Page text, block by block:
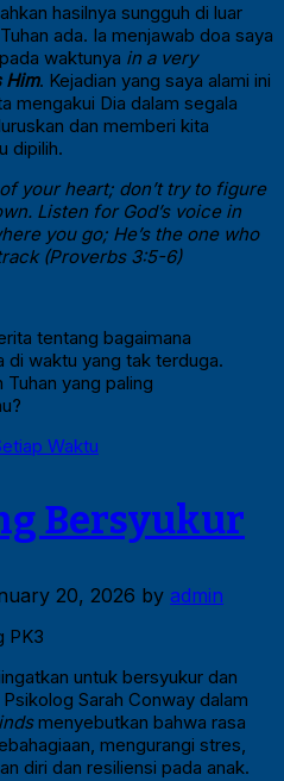
hasilnya sungguh di luar
ada. Ia menjawab doa saya
waktunya in a very
Him. Kejadian yang saya alami ini
mengakui Dia dalam segala
dan memberi kita
dipilih.
your heart; don’t try to figure
Listen for God’s voice in
you go; He’s the one who
(Proverbs 3:5-6)
tentang bagaimana
di waktu yang tak terduga.
yang paling
Waktu
Bersyukur
20, 2026 by admin
PK3
untuk bersyukur dan
Sarah Conway dalam
menyebutkan bahwa rasa
mengurangi stres,
diri dan resiliensi pada anak.